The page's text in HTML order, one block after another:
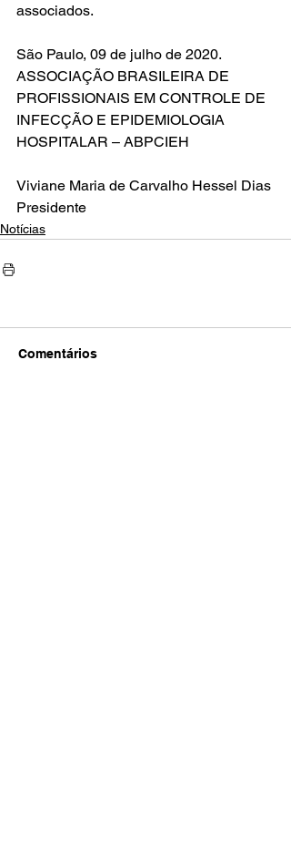
associados.
São Paulo, 09 de julho de 2020.
ASSOCIAÇÃO BRASILEIRA DE
PROFISSIONAIS EM CONTROLE DE
INFECÇÃO E EPIDEMIOLOGIA
HOSPITALAR – ABPCIEH
Viviane Maria de Carvalho Hessel Dias
Presidente
Notícias
Comentários